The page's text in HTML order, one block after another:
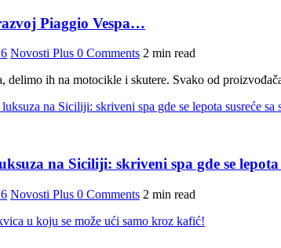
Piaggio Vespa…
Novosti Plus 0 Comments 2 min read
delimo ih na motocikle i skutere. Svako od
na Siciliji: skriveni spa gde se lepota
Novosti Plus 0 Comments 2 min read